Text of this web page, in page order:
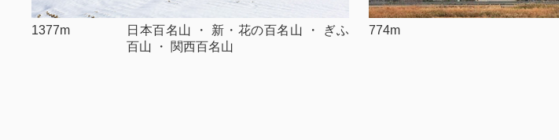
1377m
日本百名山 ・ 新・花の百名山 ・ ぎふ
百山 ・ 関西百名山
774m